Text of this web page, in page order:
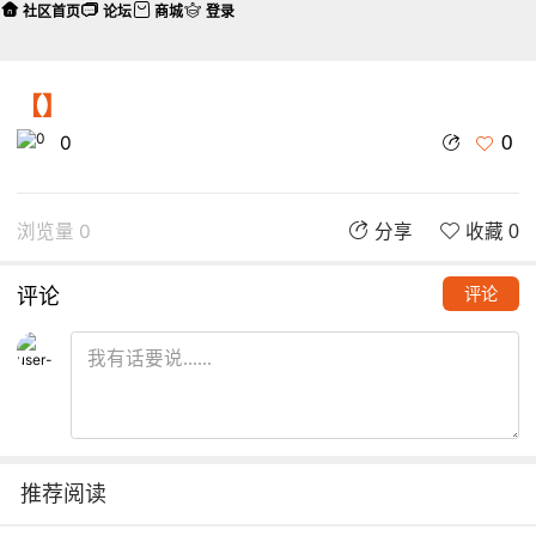
【】
0 0
浏览量 0 分享 收藏 0
评论 评论
推荐阅读
社区首页 论坛 商城 登录